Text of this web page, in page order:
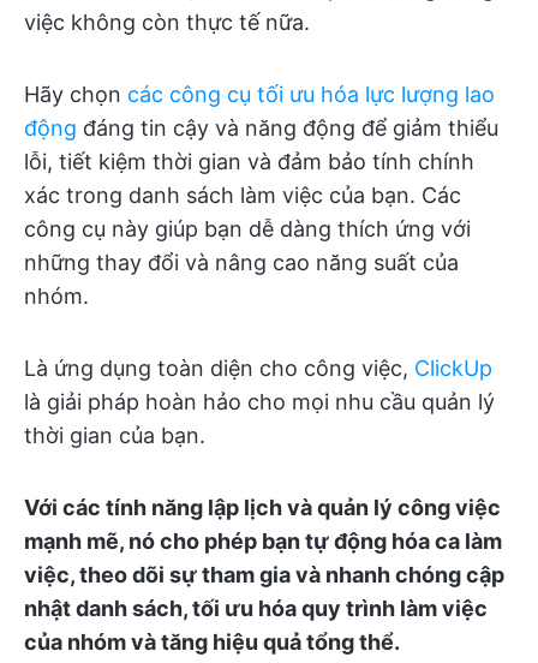
việc không còn thực tế nữa.
Hãy chọn các công cụ tối ưu hóa lực lượng lao
động đáng tin cậy và năng động để giảm thiểu
lỗi, tiết kiệm thời gian và đảm bảo tính chính
xác trong danh sách làm việc của bạn. Các
công cụ này giúp bạn dễ dàng thích ứng với
những thay đổi và nâng cao năng suất của
nhóm.
Là ứng dụng toàn diện cho công việc, ClickUp
là giải pháp hoàn hảo cho mọi nhu cầu quản lý
thời gian của bạn.
Với các tính năng lập lịch và quản lý công việc
mạnh mẽ, nó cho phép bạn tự động hóa ca làm
việc, theo dõi sự tham gia và nhanh chóng cập
nhật danh sách, tối ưu hóa quy trình làm việc
của nhóm và tăng hiệu quả tổng thể.